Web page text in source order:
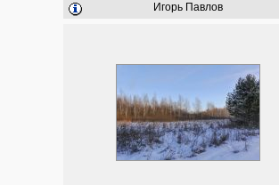
Игорь Павлов